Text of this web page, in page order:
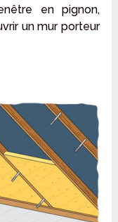
en pignon,
un mur porteur